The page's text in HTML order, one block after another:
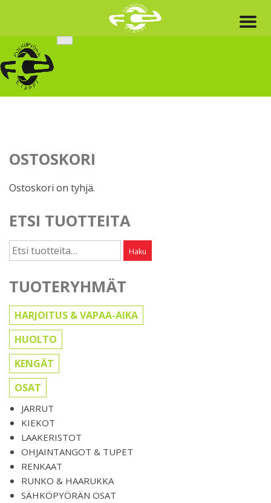
content
OSTOSKORI
Ostoskori on tyhjä.
ETSI TUOTTEITA
Etsi: Haku
TUOTERYHMÄT
HARJOITUS & VAPAA-AIKA
HUOLTO
KENGÄT
OSAT
JARRUT
KIEKOT
LAAKERISTOT
OHJAINTANGOT & TUPET
RENKAAT
RUNKO & HAARUKKA
SÄHKÖPYÖRÄN OSAT